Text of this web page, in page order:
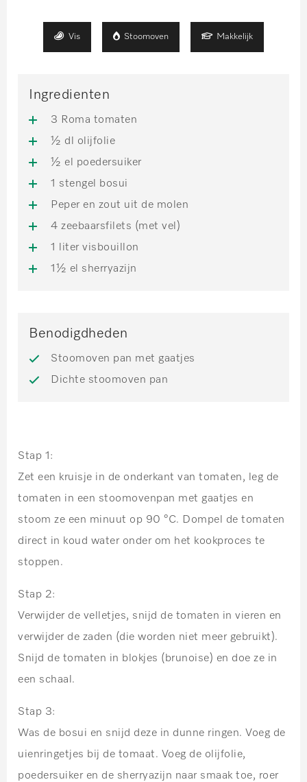
Vis Stoomoven Makkelijk
Ingredienten
3 Roma tomaten
½ dl olijfolie
½ el poedersuiker
1 stengel bosui
Peper en zout uit de molen
4 zeebaarsfilets (met vel)
1 liter visbouillon
1½ el sherryazijn
Benodigdheden
Stoomoven pan met gaatjes
Dichte stoomoven pan
Stap 1:
Zet een kruisje in de onderkant van tomaten, leg de
tomaten in een stoomovenpan met gaatjes en
stoom ze een minuut op 90 °C. Dompel de tomaten
direct in koud water onder om het kookproces te
stoppen.
Stap 2:
Verwijder de velletjes, snijd de tomaten in vieren en
verwijder de zaden (die worden niet meer gebruikt).
Snijd de tomaten in blokjes (brunoise) en doe ze in
een schaal.
Stap 3:
Was de bosui en snijd deze in dunne ringen. Voeg de
uienringetjes bij de tomaat. Voeg de olijfolie,
poedersuiker en de sherryazijn naar smaak toe, roer